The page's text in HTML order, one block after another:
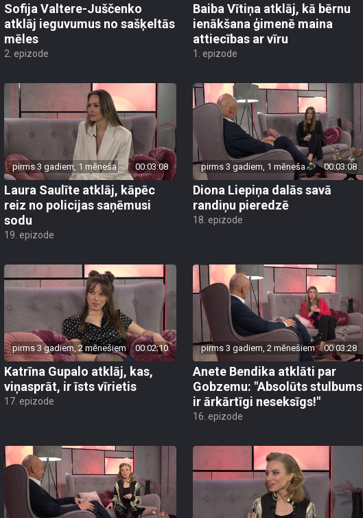
Sofija Valtere-Juščenko
atklāj ieguvumus no sašķeltās
mēles
2. epizode
Baiba Vītiņa atklāj, kā bērnu
ienākšana ģimenē maina
attiecības ar vīru
1. epizode
pirms 3 gadiem, 1 mēneša 00:03:08
Laura Saulīte atklāj, kāpēc
reiz no policijas saņēmusi
sodu
19. epizode
pirms 3 gadiem, 1 mēneša 00:03:08
Diona Liepiņa dalās savā
randiņu pieredzē
18. epizode
pirms 3 gadiem, 2 mēnešiem 00:02:10
Katrīna Gupalo atklāj, kas,
viņasprāt, ir īsts vīrietis
17. epizode
pirms 3 gadiem, 2 mēnešiem 00:03:28
Anete Bendika atklāti par
Gobzemu: "Absolūts stulbums
ir ārkārtīgi neseksīgs!"
16. epizode